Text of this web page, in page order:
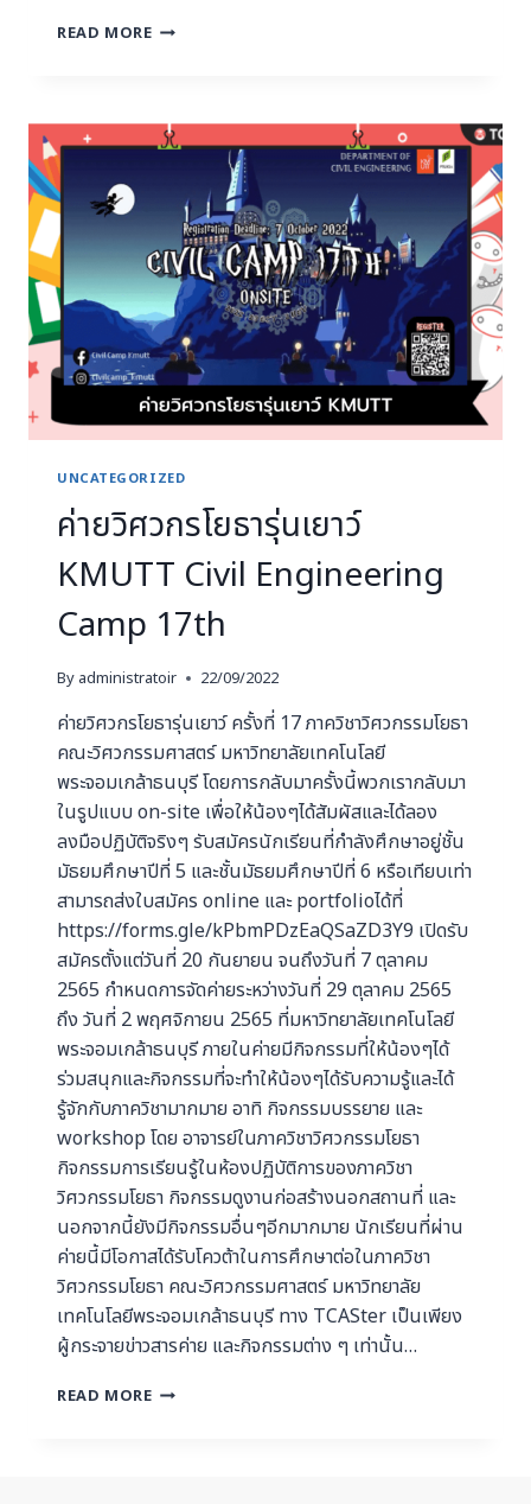
READ MORE
UNCATEGORIZED
ค่ายวิศวกรโยธารุ่นเยาว์
KMUTT Civil Engineering
Camp 17th
By administratoir 22/09/2022
ค่ายวิศวกรโยธารุ่นเยาว์ ครั้งที่ 17 ภาควิชาวิศวกรรมโยธา
คณะวิศวกรรมศาสตร์ มหาวิทยาลัยเทคโนโลยี
พระจอมเกล้าธนบุรี โดยการกลับมาครั้งนี้พวกเรากลับมา
ในรูปแบบ on-site เพื่อให้น้องๆได้สัมผัสและได้ลอง
ลงมือปฏิบัติจริงๆ รับสมัครนักเรียนที่กำลังศึกษาอยู่ชั้น
มัธยมศึกษาปีที่ 5 และชั้นมัธยมศึกษาปีที่ 6 หรือเทียบเท่า
สามารถส่งใบสมัคร online และ portfolioได้ที่
https://forms.gle/kPbmPDzEaQSaZD3Y9 เปิดรับ
สมัครตั้งแต่วันที่ 20 กันยายน จนถึงวันที่ 7 ตุลาคม
2565 กำหนดการจัดค่ายระหว่างวันที่ 29 ตุลาคม 2565
ถึง วันที่ 2 พฤศจิกายน 2565 ที่มหาวิทยาลัยเทคโนโลยี
พระจอมเกล้าธนบุรี ภายในค่ายมีกิจกรรมที่ให้น้องๆได้
ร่วมสนุกและกิจกรรมที่จะทำให้น้องๆได้รับความรู้และได้
รู้จักกับภาควิชามากมาย อาทิ กิจกรรมบรรยาย และ
workshop โดย อาจารย์ในภาควิชาวิศวกรรมโยธา
กิจกรรมการเรียนรู้ในห้องปฏิบัติการของภาควิชา
วิศวกรรมโยธา กิจกรรมดูงานก่อสร้างนอกสถานที่ และ
นอกจากนี้ยังมีกิจกรรมอื่นๆอีกมากมาย นักเรียนที่ผ่าน
ค่ายนี้มีโอกาสได้รับโควต้าในการศึกษาต่อในภาควิชา
วิศวกรรมโยธา คณะวิศวกรรมศาสตร์ มหาวิทยาลัย
เทคโนโลยีพระจอมเกล้าธนบุรี ทาง TCASter เป็นเพียง
ผู้กระจายข่าวสารค่าย และกิจกรรมต่าง ๆ เท่านั้น…
READ MORE